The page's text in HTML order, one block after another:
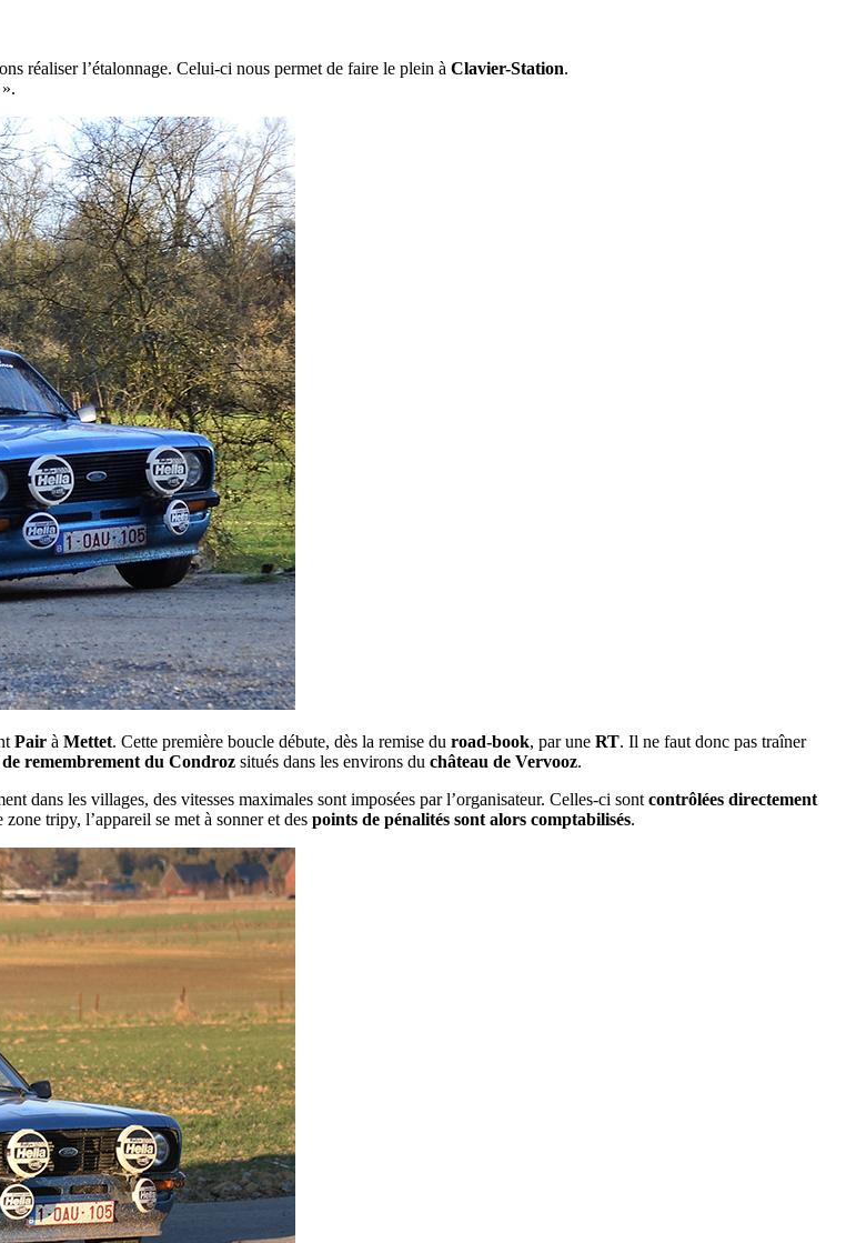
réaliser l’étalonnage. Celui-ci nous permet de faire le plein à Clavier-Station.
Pair à Mettet. Cette première boucle débute, dès la remise du road-book, par une RT. Il ne faut donc pas traîner
de remembrement du Condroz situés dans les environs du château de Vervooz.
dans les villages, des vitesses maximales sont imposées par l’organisateur. Celles-ci sont contrôlées directement
tripy, l’appareil se met à sonner et des points de pénalités sont alors comptabilisés.